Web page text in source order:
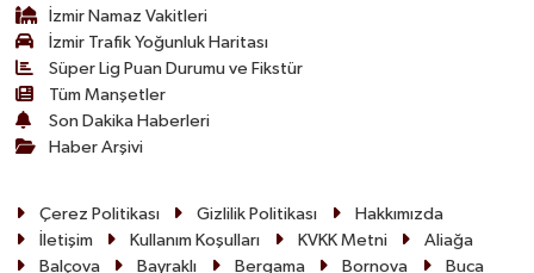
İzmir Namaz Vakitleri
İzmir Trafik Yoğunluk Haritası
Süper Lig Puan Durumu ve Fikstür
Tüm Manşetler
Son Dakika Haberleri
Haber Arşivi
Çerez Politikası Gizlilik Politikası
Hakkımızda
İletişim
Kullanım Koşulları KVKK Metni
Aliağa
Balçova
Bayraklı Bergama Bornova Buca